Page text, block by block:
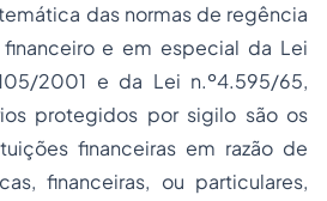
das normas de regência
e em especial da Lei
2001 e da Lei n.º4.595/65,
protegidos por sigilo são os
financeiras em razão de
financeiras, ou particulares,